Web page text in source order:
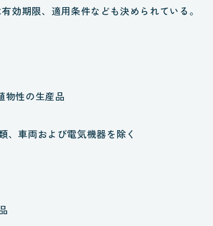
効期限、適用条件なども決められている。
物性の生産品
車両および電気機器を除く